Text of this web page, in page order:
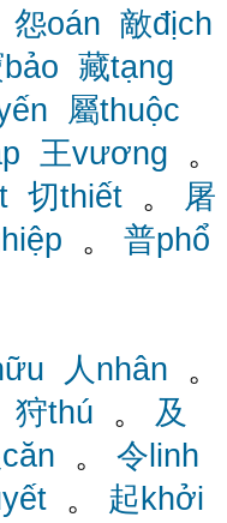
怨oán 敵địch
藏tạng
屬thuộc
王vương 。
切thiết 。 屠
。 普phổ
人nhân 。
狩thú 。 及
。 令linh
。 起khởi